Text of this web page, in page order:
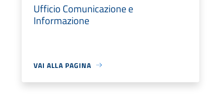
Ufficio Comunicazione e
Informazione
VAI ALLA PAGINA